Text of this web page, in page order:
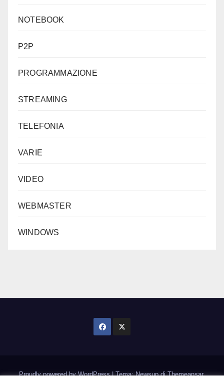
NOTEBOOK
P2P
PROGRAMMAZIONE
STREAMING
TELEFONIA
VARIE
VIDEO
WEBMASTER
WINDOWS
Proudly powered by WordPress|Tema: Newsup diThemeansar.